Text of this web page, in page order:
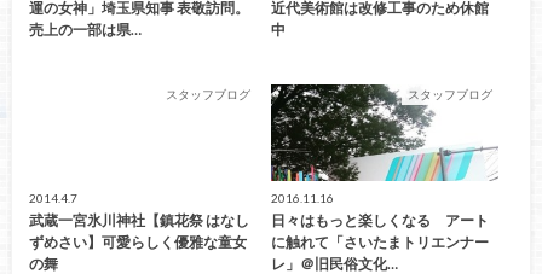
運の女神」埼玉県知事 表敬訪問。
売上の一部は県…
近代美術館は改修工事のため休館
中
スタッフブログ
2014.4.7
武蔵一宮氷川神社【鎮花祭 はなし
ずめさい】可愛らしく優雅な童女
の舞
スタッフブログ
2016.11.16
日々はもっと楽しくなる アート
に触れて「さいたまトリエンナー
レ」＠旧民俗文化…